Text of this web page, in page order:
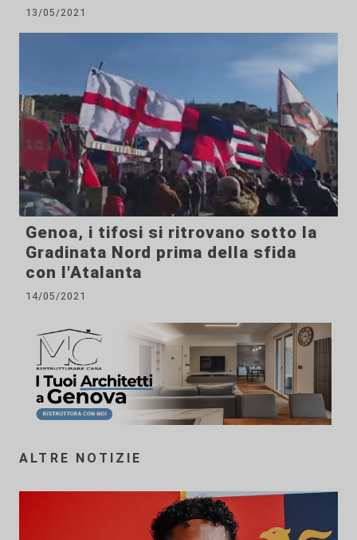
13/05/2021
Genoa, i tifosi si ritrovano sotto la
Gradinata Nord prima della sfida
con l'Atalanta
14/05/2021
ALTRE NOTIZIE